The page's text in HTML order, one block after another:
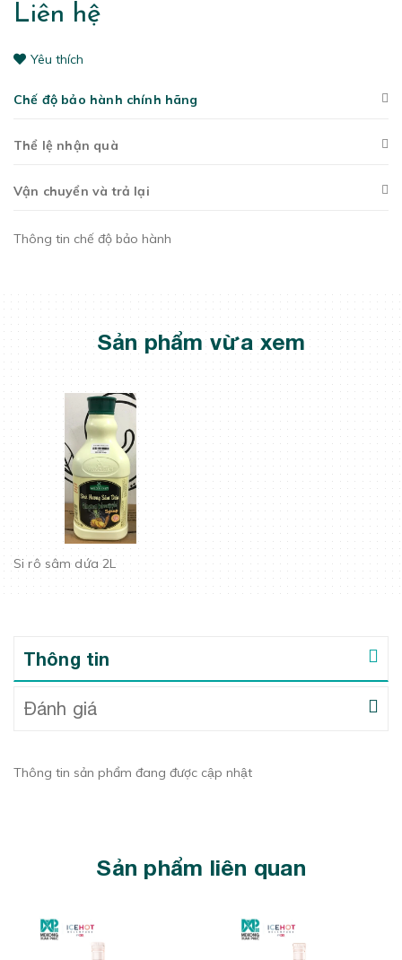
Liên hệ
Yêu thích
Chế độ bảo hành chính hãng
Thể lệ nhận quà
Vận chuyển và trả lại
Thông tin chế độ bảo hành
Sản phẩm vừa xem
Si rô sâm dứa 2L
Thông tin
Đánh giá
Thông tin sản phẩm đang được cập nhật
Sản phẩm liên quan